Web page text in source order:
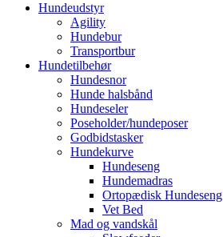
Hundeudstyr
Agility
Hundebur
Transportbur
Hundetilbehør
Hundesnor
Hunde halsbånd
Hundeseler
Poseholder/hundeposer
Godbidstasker
Hundekurve
Hundeseng
Hundemadras
Ortopædisk Hundeseng
Vet Bed
Mad og vandskål